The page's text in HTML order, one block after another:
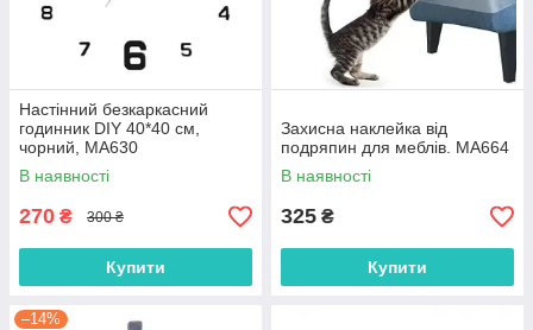
Настінний безкаркасний
годинник DIY 40*40 см,
чорний, MA630
В наявності
270 ₴ 300 ₴
Купити
Захисна наклейка від
подряпин для меблів. MA664
В наявності
325 ₴
Купити
–14%